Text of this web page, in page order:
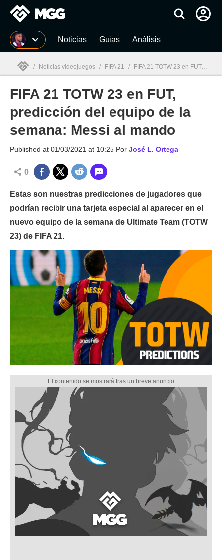
MGG Noticias Guías Análisis
MGG
/ Noticias videojuegos / FIFA 21 / FIFA 21 TOTW 23 en FUT, predicción del equipo de la semana: Messi al mando
FIFA 21 TOTW 23 en FUT,
predicción del equipo de la
semana: Messi al mando
Published at 01/03/2021 at 10:25 Por José L. Ortega
0
Estas son nuestras predicciones de jugadores que
podrían recibir una tarjeta especial al aparecer en el
nuevo equipo de la semana de Ultimate Team (TOTW
23) de FIFA 21.